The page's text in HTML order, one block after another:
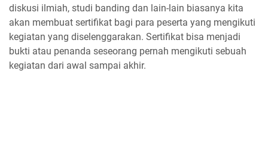
diskusi ilmiah, studi banding dan lain-lain biasanya kita
akan membuat sertifikat bagi para peserta yang mengikuti
kegiatan yang diselenggarakan. Sertifikat bisa menjadi
bukti atau penanda seseorang pernah mengikuti sebuah
kegiatan dari awal sampai akhir.